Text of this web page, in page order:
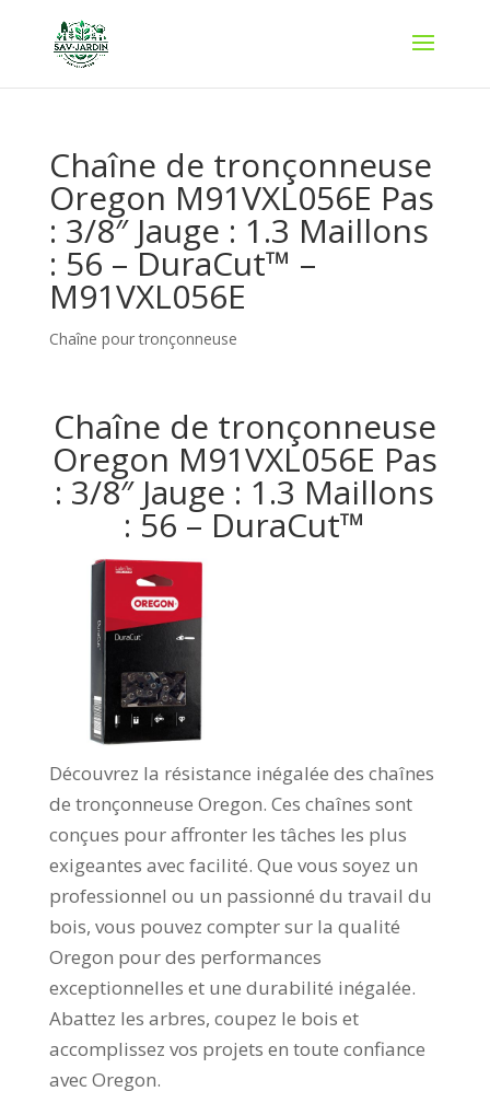
Chaîne de tronçonneuse
Oregon M91VXL056E Pas
: 3/8″ Jauge : 1.3 Maillons
: 56 – DuraCut™ –
M91VXL056E
Chaîne pour tronçonneuse
Chaîne de tronçonneuse
Oregon M91VXL056E Pas
: 3/8″ Jauge : 1.3 Maillons
: 56 – DuraCut™
Découvrez la résistance inégalée des chaînes
de tronçonneuse Oregon. Ces chaînes sont
conçues pour affronter les tâches les plus
exigeantes avec facilité. Que vous soyez un
professionnel ou un passionné du travail du
bois, vous pouvez compter sur la qualité
Oregon pour des performances
exceptionnelles et une durabilité inégalée.
Abattez les arbres, coupez le bois et
accomplissez vos projets en toute confiance
avec Oregon.